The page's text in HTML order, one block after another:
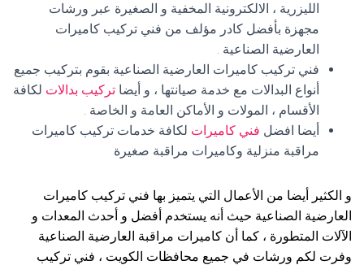
الليزرية ، الالكترونية المخفية و الصغيرة عبر ورشات
مجهزة بأفضل كادر مؤلف من فني تركيب كاميرات
العارضية الصناعية .
فني تركيب كاميرات العارضية الصناعية بقوم بتركيب جميع
أنواع البدالات مع خدمة صيانتها ، و أيضا تركيب بدالات لكافة
الأقسام ، المولات و الأماكن العامة و الخاصة .
أيضا افضل فني كاميرات لكافة خدمات تركيب كاميرات
مراقبة منزلية وكاميرات مراقبة صغيرة
و الكثير أيضا من الأعمال التي يتميز بها فني تركيب كاميرات
العارضية الصناعية حيث أنه يستخدم أفضل و أحدث المعدات و
الآلات المتطورة ، كما أن كاميرات مراقبة العارضية الصناعية
وفرت لكم ورشات في جميع محافظات الكويت ، فني تركيب